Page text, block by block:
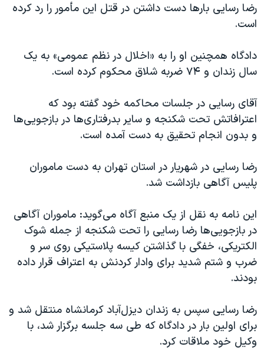
رضا رسایی بارها دست داشتن در قتل این مأمور را رد کرده
است.
دادگاه همچنین او را به «اخلال در نظم عمومی» به یک
سال زندان و ۷۴ ضربه شلاق محکوم کرده است.
آقای رسایی در جلسات محاکمه خود گفته بود که
اعترافاتش تحت شکنجه و سایر بدرفتاری‌ها در بازجویی‌ها
و بدون انجام تحقیق به دست آمده است.
رضا رسایی در شهریار در استان تهران به دست ماموران
پلیس آگاهی بازداشت شد.
این نامه به نقل از یک منبع آگاه می‌گوید: ماموران آگاهی
در بازجویی‌ها رضا رسایی را تحت شکنجه از جمله شوک
الکتریکی، خفگی با گذاشتن کیسه پلاستیکی روی سر و
ضرب و شتم شدید برای وادار کردنش به اعتراف قرار داده
بودند.
رضا رسایی سپس به زندان دیزل‌آباد کرمانشاه منتقل شد و
برای اولین بار در دادگاه که طی سه جلسه برگزار شد، با
وکیل خود ملاقات کرد.